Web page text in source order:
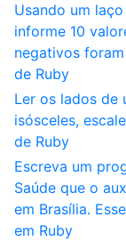
Usando um
informe 10
negativos
de Ruby
Ler os lados de
isósceles,
de Ruby
Escreva um
Saúde que o
em Brasília.
em Ruby